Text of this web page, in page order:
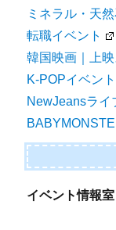
ミネラル・天
転職イベント
韓国映画｜上
K-POPイベント
NewJeansライ
イベント情報室